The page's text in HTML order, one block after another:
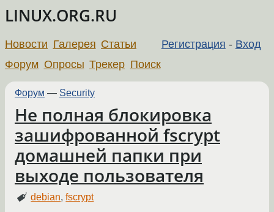
LINUX.ORG.RU
Регистрация - Вход
Новости Галерея Статьи
Форум Опросы Трекер Поиск
Форум — Security
Не полная блокировка
зашифрованной fscrypt
домашней папки при
выходе пользователя
debian,fscrypt